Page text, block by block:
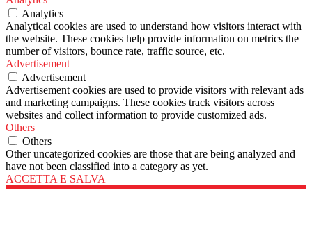
Analytics
Analytical cookies are used to understand how visitors interact with
the website. These cookies help provide information on metrics the
number of visitors, bounce rate, traffic source, etc.
Advertisement
Advertisement
Advertisement cookies are used to provide visitors with relevant ads
and marketing campaigns. These cookies track visitors across
websites and collect information to provide customized ads.
Others
Others
Other uncategorized cookies are those that are being analyzed and
have not been classified into a category as yet.
ACCETTA E SALVA